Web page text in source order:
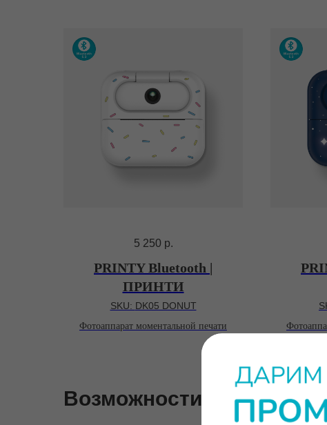
5 250 р.
PRINTY Bluetooth |
ПРИНТИ
SKU: DK05 DONUT
Фотоаппарат моментальной печати
Возможности